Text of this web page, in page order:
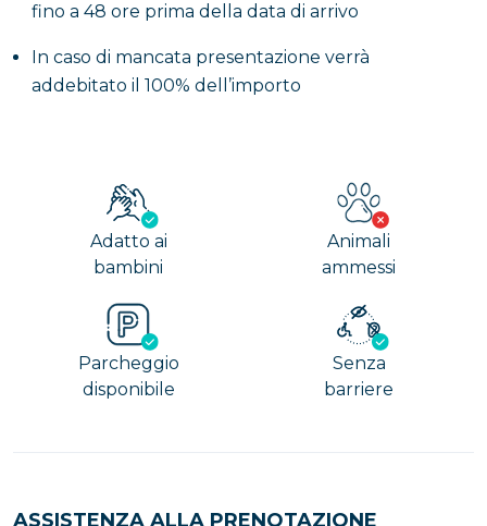
fino a 48 ore prima della data di arrivo
In caso di mancata presentazione verrà
addebitato il 100% dell’importo
Adatto ai
bambini
Animali
ammessi
Parcheggio
disponibile
Senza
barriere
ASSISTENZA ALLA PRENOTAZIONE